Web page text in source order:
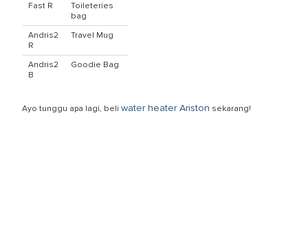
Fast R
Toileteries
bag
Andris2
R
Travel Mug
Andris2
B
Goodie Bag
Ayo tunggu apa lagi, beli water heater Ariston sekarang!